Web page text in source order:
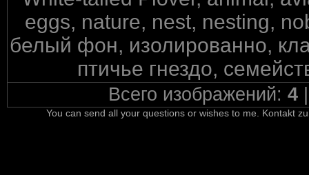
eggs, nature, nest, nesting,
белый фон, изолированно,
птичье гнездо,
Всего изображений: 4
You can send all your questions or wishes to me. Kontakt